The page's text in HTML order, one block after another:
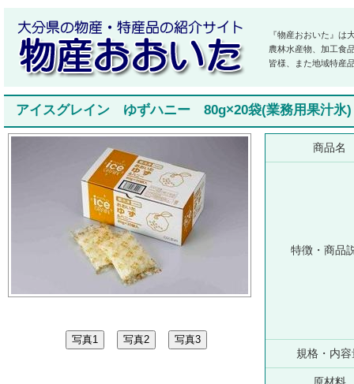
『物産おおいた』は
農林水産物、加工食
皆様、また地域特産
アイスグレイン ゆずハニー 80g×20袋(業務用果汁氷
商品名
特徴・商品
規格・内容